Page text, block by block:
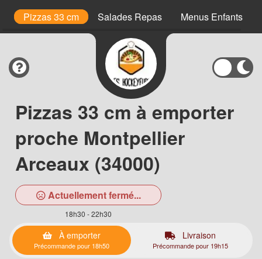
Pizzas 33 cm Salades Repas Menus Enfants
Pizzas 33 cm à emporter
proche Montpellier
Arceaux (34000)
Actuellement fermé...
18h30 - 22h30
À emporter
Précommande pour 18h50
Livraison
Précommande pour 19h15